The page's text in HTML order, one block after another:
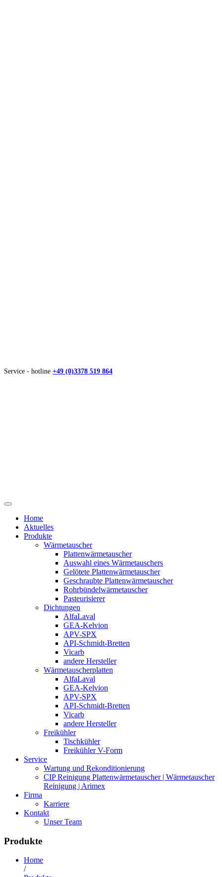
Service - hotline +49 (0)3378 519 864
Home
Aktuelles
Produkte
Wärmetauscher
Plattenwärmetauscher
Auswahl eines Wärmetauschers
Gelötete Plattenwärmetauscher
Geschraubte Plattenwärmetauscher
Rohrbündelwärmetauscher
Pasteurisierer
Dichtungen
AlfaLaval
GEA-Kelvion
APV-SPX
API-Schmidt-Bretten
Vicarb
andere Hersteller
Wärmetauscherplatten
AlfaLaval
GEA-Kelvion
APV-SPX
API-Schmidt-Bretten
Vicarb
andere Hersteller
Freikühler
Tischkühler
Freikühler V-Form
Service
Wartung und Rekonditionierung
CIP Reinigung Plattenwärmetauscher | Wärmetauscher
Reinigung | Arimex
Firma
Karriere
Kontakt
Unser Team
Produkte
Home
/